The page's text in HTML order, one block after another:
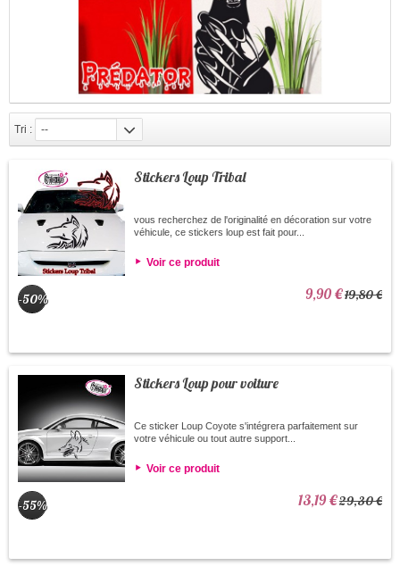
Tri : --
Stickers Loup Tribal
vous recherchez de l'originalité en décoration sur votre
véhicule, ce stickers loup est fait pour...
Voir ce produit
-50% 9,90 €19,80 €
Stickers Loup pour voiture
Ce sticker Loup Coyote s'intégrera parfaitement sur
votre véhicule ou tout autre support...
Voir ce produit
-55% 13,19 €29,30 €